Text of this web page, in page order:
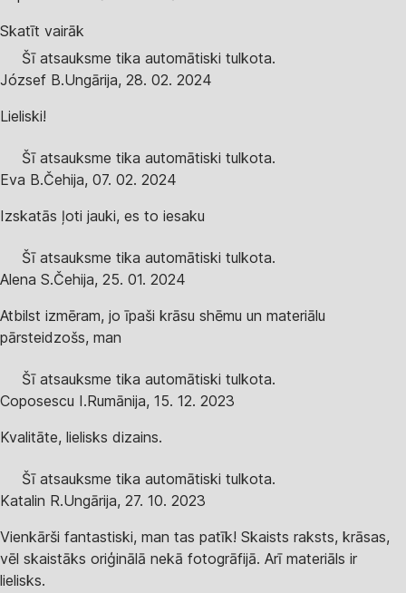
Skatīt vairāk
Šī atsauksme tika automātiski tulkota.
József B.Ungārija, 28. 02. 2024
Lieliski!
Šī atsauksme tika automātiski tulkota.
Eva B.Čehija, 07. 02. 2024
Izskatās ļoti jauki, es to iesaku
Šī atsauksme tika automātiski tulkota.
Alena S.Čehija, 25. 01. 2024
Atbilst izmēram, jo īpaši krāsu shēmu un materiālu
pārsteidzošs, man
Šī atsauksme tika automātiski tulkota.
Coposescu I.Rumānija, 15. 12. 2023
Kvalitāte, lielisks dizains.
Šī atsauksme tika automātiski tulkota.
Katalin R.Ungārija, 27. 10. 2023
Vienkārši fantastiski, man tas patīk! Skaists raksts, krāsas,
vēl skaistāks oriģinālā nekā fotogrāfijā. Arī materiāls ir
lielisks.